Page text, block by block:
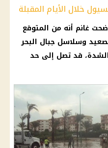
خلال الأيام المقبلة
غانم أنه من المتوقع
وسلاسل جبال البحر
قد تصل إلى حد